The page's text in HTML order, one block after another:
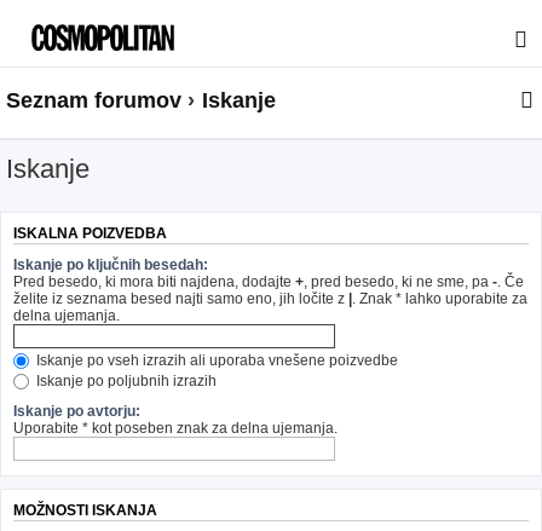
Seznam forumov Iskanje
Iskanje
ISKALNA POIZVEDBA
Iskanje po ključnih besedah:
Pred besedo, ki mora biti najdena, dodajte + , pred besedo, ki ne sme, pa - . Če
želite iz seznama besed najti samo eno, jih ločite z | . Znak * lahko uporabite za
delna ujemanja.
Iskanje po vseh izrazih ali uporaba vnešene poizvedbe
Iskanje po poljubnih izrazih
Iskanje po avtorju:
Uporabite * kot poseben znak za delna ujemanja.
MOŽNOSTI ISKANJA